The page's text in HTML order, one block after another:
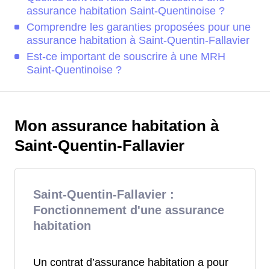
assurance habitation Saint-Quentinoise ?
Comprendre les garanties proposées pour une
assurance habitation à Saint-Quentin-Fallavier
Est-ce important de souscrire à une MRH
Saint-Quentinoise ?
Mon assurance habitation à
Saint-Quentin-Fallavier
Saint-Quentin-Fallavier :
Fonctionnement d'une assurance
habitation
Un contrat d’assurance habitation a pour